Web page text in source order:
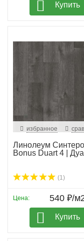
Купить
избранное
Линолеум
Bonus Duart 4 |
(1)
Цена: 540 ₽/
Купить